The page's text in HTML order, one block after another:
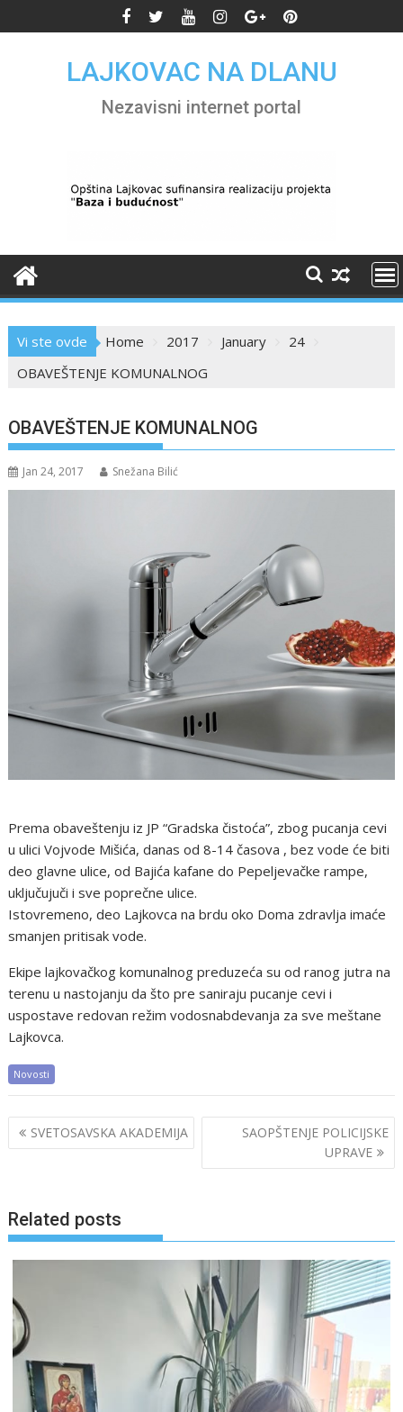
to
LAJKOVAC NA DLANU
Nezavisni internet portal
Vi ste ovde Home 2017 January
24
OBAVEŠTENJE KOMUNALNOG
OBAVEŠTENJE KOMUNALNOG
Jan 24, 2017 Snežana Bilić
Prema obaveštenju iz JP “Gradska čistoća”, zbog pucanja cevi
u ulici Vojvode Mišića, danas od 8-14 časova , bez vode će biti
deo glavne ulice, od Bajića kafane do Pepeljevačke rampe,
uključujuči i sve poprečne ulice.
Istovremeno, deo Lajkovca na brdu oko Doma zdravlja imaće
smanjen pritisak vode.
Ekipe lajkovačkog komunalnog preduzeća su od ranog jutra na
terenu u nastojanju da što pre saniraju pucanje cevi i
uspostave redovan režim vodosnabdevanja za sve meštane
Lajkovca.
Novosti
Post
navigation
SVETOSAVSKA AKADEMIJA
SAOPŠTENJE POLICIJSKE
UPRAVE
Related posts